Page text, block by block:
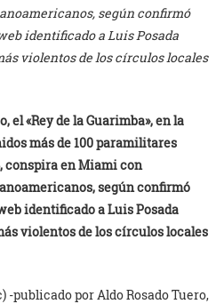
según confirmó
identificado a Luis Posada
violentos de los círculos locales
el «Rey de la Guarimba», en la
más de 100 paramilitares
conspira en Miami con
según confirmó
identificado a Luis Posada
violentos de los círculos locales
-publicado por Aldo Rosado Tuero,